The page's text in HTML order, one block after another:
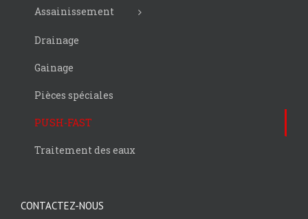
Assainissement
Drainage
Gainage
Pièces spéciales
PUSH-FAST
Traitement des eaux
CONTACTEZ-NOUS